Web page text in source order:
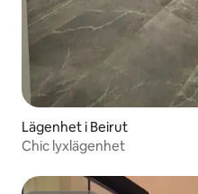
Lägenhet i Beirut
Chic lyxlägenhet